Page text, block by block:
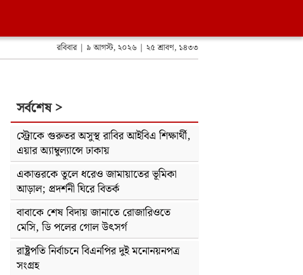
রবিবার | ৯ আগস্ট, ২০২৬ | ২৫ শ্রাবণ, ১৪৩৩
সর্বশেষ >
স্ট্রোকে গুরুতর অসুস্থ রাবির আইবিএ শিক্ষার্থী,
এয়ার অ্যাম্বুল্যান্সে ঢাকায়
একাত্তরকে তুলে ধরেও জামায়াতের ভূমিকা
আড়াল; প্রদর্শনী ঘিরে বিতর্ক
বাবাকে শেষ বিদায় জানাতে রোজারিওতে
মেসি, ডি পলের গোল উৎসর্গ
রাষ্ট্রপতি নির্বাচনে বিএনপির দুই মনোনয়নপত্র
সংগ্রহ